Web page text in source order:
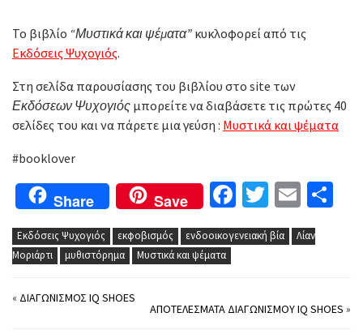
Το βιβλίο “Μυστικά και ψέματα” κυκλοφορεί από τις
Εκδόσεις Ψυχογιός.
Στη σελίδα παρουσίασης του βιβλίου στο site των
Εκδόσεων Ψυχογιός μπορείτε να διαβάσετε τις πρώτες 40
σελίδες του και να πάρετε μια γεύση : Μυστικά και ψέματα
#booklover
Share Save Facebook
Twitter
Email
Εκδόσεις Ψυχογιός εκφοβισμός ενδοοικογενειακή βία
Λίαν
Μοριάρτι
μυθιστόρημα Μυστικά και ψέματα
« ΔΙΑΓΩΝΙΣΜΌΣ IQ SHOES
ΑΠΟΤΕΛΈΣΜΑΤΑ ΔΙΑΓΩΝΙΣΜΟΎ IQ SHOES »